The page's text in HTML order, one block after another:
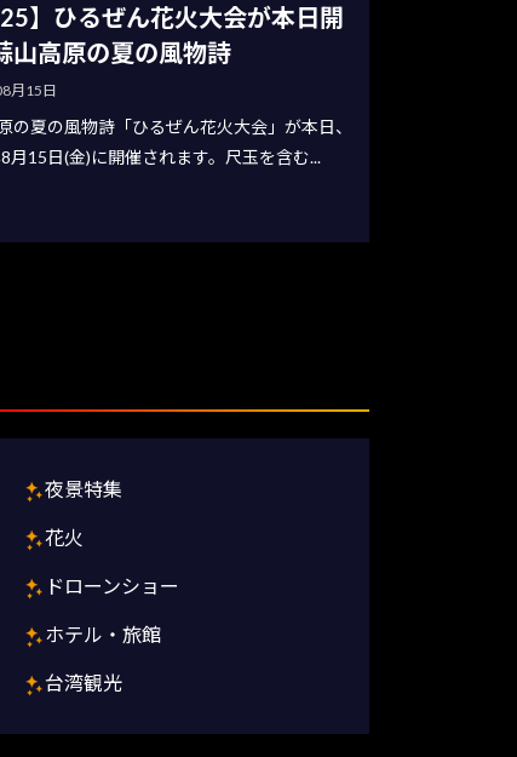
】ひるぜん花火大会が本日開
山高原の夏の風物詩
月15日
の夏の風物詩「ひるぜん花火大会」が本日、
月15日(金)に開催されます。尺玉を含む...
夜景特集
花火
ドローンショー
ホテル・旅館
台湾観光